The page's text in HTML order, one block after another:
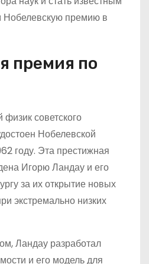
премию в
премия по
советского
Нобелевской
году. Эта престижная
Игорю Ландау и его
за их открытие новых
экстремально низких
Ландау разработал
и его модель для